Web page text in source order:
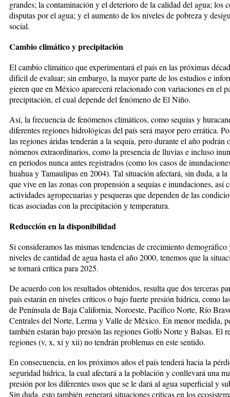
grandes; la contaminación y el deterio­ro de la ca­lidad del agua; los
dispu­tas por el agua; y el aumento de los ni­veles de pobreza y
social.
Cambio climático y precipitación
El cambio climático que experimenta­rá el país en las próximas
difícil de evaluar; sin embargo, la ma­yor parte de los estudios e
gieren que en México aparecerá re­lacionado con variaciones en el
precipitación, el cual depende del fe­nómeno de El Niño.
Así, la frecuen­cia de fenómenos cli­máticos, como se­quías y
diferentes regiones hidrológicas del país será ma­yor pero errática.
las re­gio­nes áridas tenderán a la sequía, pe­ro durante el año
nómenos extraordinarios, como la pre­sencia de lluvias e incluso
en periodos nunca antes registrados (como los ca­sos de
huahua y Tamaulipas en 2004). Tal situación afectará, sin duda, a
que vive en las zonas con propen­sión a se­quías e inundaciones, así
ac­tividades agropecuarias y pes­que­ras que dependen de las
ticas asociadas con la precipi­ta­ción y temperatura.
Reducción en la disponibilidad
Si consideramos las mismas tendencias de crecimiento demográfico
niveles de cantidad de agua hasta el año 2000, tenemos que la
se tornará crítica para 2025.
De acuer­do con los resultados obte­nidos, resulta que dos terceras
país estarán en niveles críticos o ba­jo fuer­te presión hídrica, como
de Península de Baja Califor­nia, Nor­oeste, Pacífico Norte, Río
Centrales del Norte, Lerma y Valle de México. En menor me­dida,
también estarán bajo presión las regio­nes Golfo Norte y Balsas. El
regiones (v, x, xi y xii) no ten­drán problemas en este sentido.
En consecuencia, en los próximos años el país tenderá hacia la
seguridad hídrica, la cual afec­ta­rá a la población y conllevará una
presión por los diferentes usos que se le dará al agua superficial y
Sin duda, esto tam­bién generará situaciones críticas en los